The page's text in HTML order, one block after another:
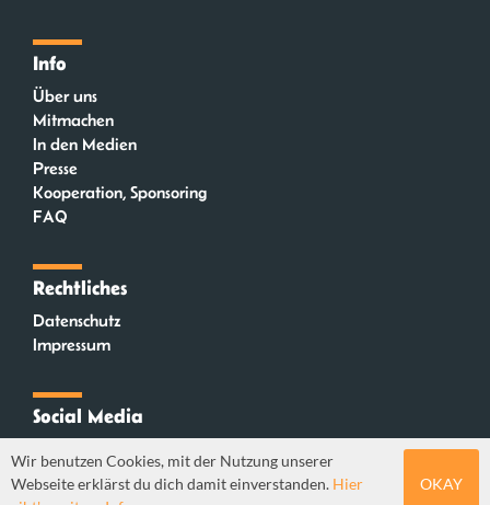
Info
Über uns
Mitmachen
In den Medien
Presse
Kooperation, Sponsoring
FAQ
Rechtliches
Datenschutz
Impressum
Social Media
Mastodon
Wir benutzen Cookies, mit der Nutzung unserer
Webseite erklärst du dich damit einverstanden. Hier
OKAY